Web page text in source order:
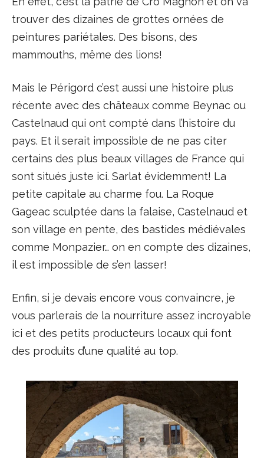
trouver des dizaines de grottes ornées de
peintures pariétales. Des bisons, des
mammouths, même des lions!
Mais le Périgord c’est aussi une histoire plus
récente avec des châteaux comme Beynac ou
Castelnaud qui ont compté dans l’histoire du
pays. Et il serait impossible de ne pas citer
certains des plus beaux villages de France qui
sont situés juste ici. Sarlat évidemment! La
petite capitale au charme fou. La Roque
Gageac sculptée dans la falaise, Castelnaud et
son village en pente, des bastides médiévales
comme Monpazier… on en compte des dizaines,
il est impossible de s’en lasser!
Enfin, si je devais encore vous convaincre, je
vous parlerais de la nourriture assez incroyable
ici et des petits producteurs locaux qui font
des produits d’une qualité au top.